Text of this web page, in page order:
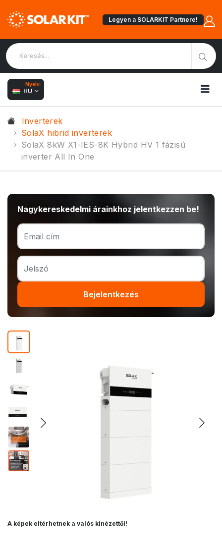
Legyen a SOLARKIT Partnere!
Nyelv:
HU
Inverterek
SolaX hibrid inverterek
SolaX 8kW X1-IES-8K Hybrid HV 1 fázisú
inverter All In One
Nagykereskedelmi árainkhoz jelentkezzen be!
Bejelentkezés
A képek eltérhetnek a valós kinézettől!